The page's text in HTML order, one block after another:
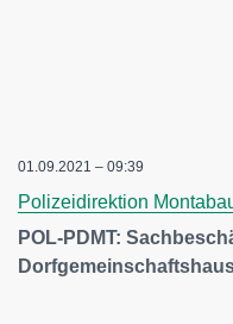
01.09.2021 – 09:39
Polizeidirektion
POL-PDMT: